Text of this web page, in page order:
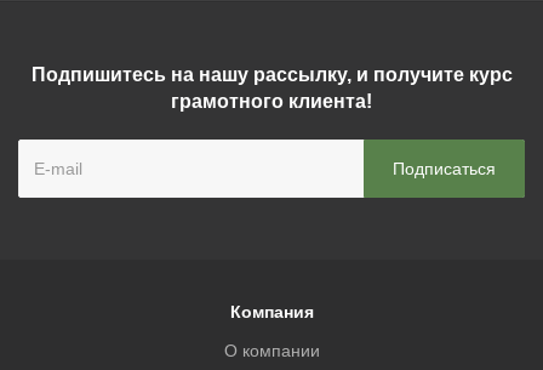
Подпишитесь на нашу рассылку, и получите курс
грамотного клиента!
Компания
О компании